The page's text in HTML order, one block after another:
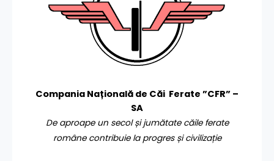
Compania Națională de Căi Ferate ”CFR” –
SA
De aproape un secol și jumătate căile ferate
române contribuie la progres și civilizație